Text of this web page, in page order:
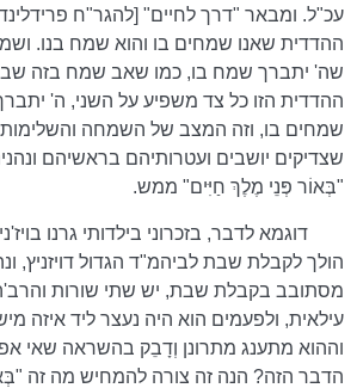
עכ"ל. ומבאר "דרך לחיים" [להגר"ח
ההדדית שאנו שמחים בו והוא שמח בנו.
שה' יתברך שמח בו, כמו שאב שמח בזה
ההדדית הזו כל צד משפיע על השני, ה'
שמחים בו, וזה המצב של השמחה
שצדיקים יושבים ועטרותיהם בראשיהם
"בְּאוֹר פְּנֵי מֶלֶךְ חַיִּים" ממש.
דוגמא לדבר, בזכרוני בילדותי גרנו
הולך לקבלת שבת לביהמ"ד הגדול דויזניץ,
מסתובב בקבלת שבת, יש שתי שורות
עילאית, ולפעמים הוא היה נעצר ליד איזה
וההוא מתענג מתרונן וְדָבֵק בהשראה שאי
הדבר הזה? הנה זה צורה להמחיש מה זה